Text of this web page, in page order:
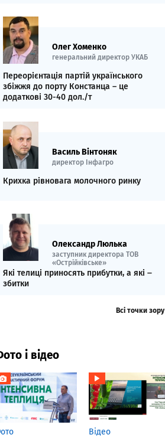
Олег Хоменко
генеральний директор УКАБ
Переорієнтація партій українського
збіжжя до порту Констанца – це
додаткові 30-40 дол./т
Василь Вінтоняк
директор Інфагро
Крихка рівновага молочного ринку
Олександр Люлька
заступник директора ТОВ
«Острійківське»
Які телиці приносять прибутки, а які ‒
збитки
Всі точки зору
і відео
Відео